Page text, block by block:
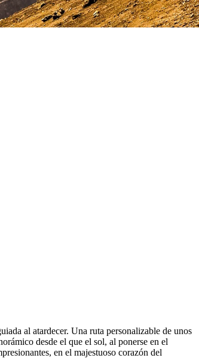
al atardecer. Una ruta personalizable de unos
desde el que el sol, al ponerse en el
en el majestuoso corazón del